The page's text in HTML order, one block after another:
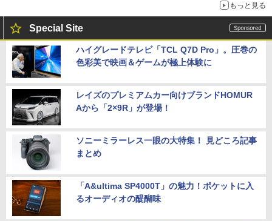
もっと見る
Special Site
ハイグレードテレビ「TCL Q7D Pro」。圧巻の
色彩美で映画＆ゲームが極上体験に
レイズのプレミアムカー向けブランドHOMUR
Aから「2×9R」が登場！
ソニーミラーレス一眼の大特集！ 見どころ記事
まとめ
「A&ultima SP4000T」の魅力！ポケットに入
るオーディオの醍醐味